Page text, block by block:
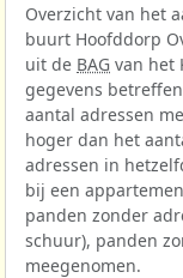
Overzicht van het
buurt Hoofddorp
uit de BAG van het
gegevens
aantal adressen
hoger dan het
adressen in
bij een
panden zonder
schuur), panden
meegenomen.